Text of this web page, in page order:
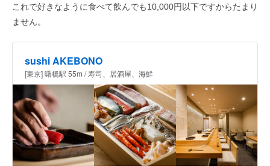
これで好きなように食べて飲んでも10,000円以下ですからたまり
ません。
sushi AKEBONO
[東京] 曙橋駅 55m / 寿司、居酒屋、海鮮